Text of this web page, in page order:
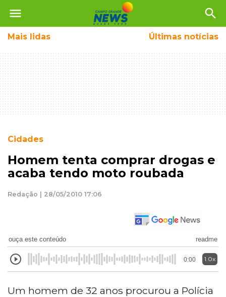
menu search
Mais lidas Últimas notícias
Cidades
Homem tenta comprar drogas e
acaba tendo moto roubada
Redação | 28/05/2010 17:06
ouça este conteúdo readme
0:00 1.0x
Um homem de 32 anos procurou a Polícia